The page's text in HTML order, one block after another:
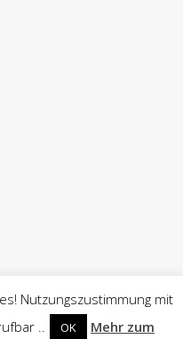
Nutzungszustimmung mit
..
OK Mehr zum